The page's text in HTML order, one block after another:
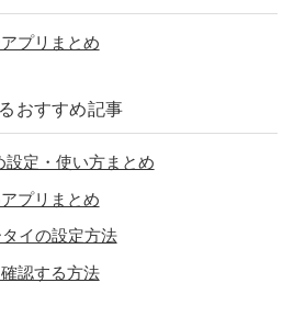
プリまとめ
おすすめ記事
設定・使い方まとめ
プリまとめ
イの設定方法
認する方法